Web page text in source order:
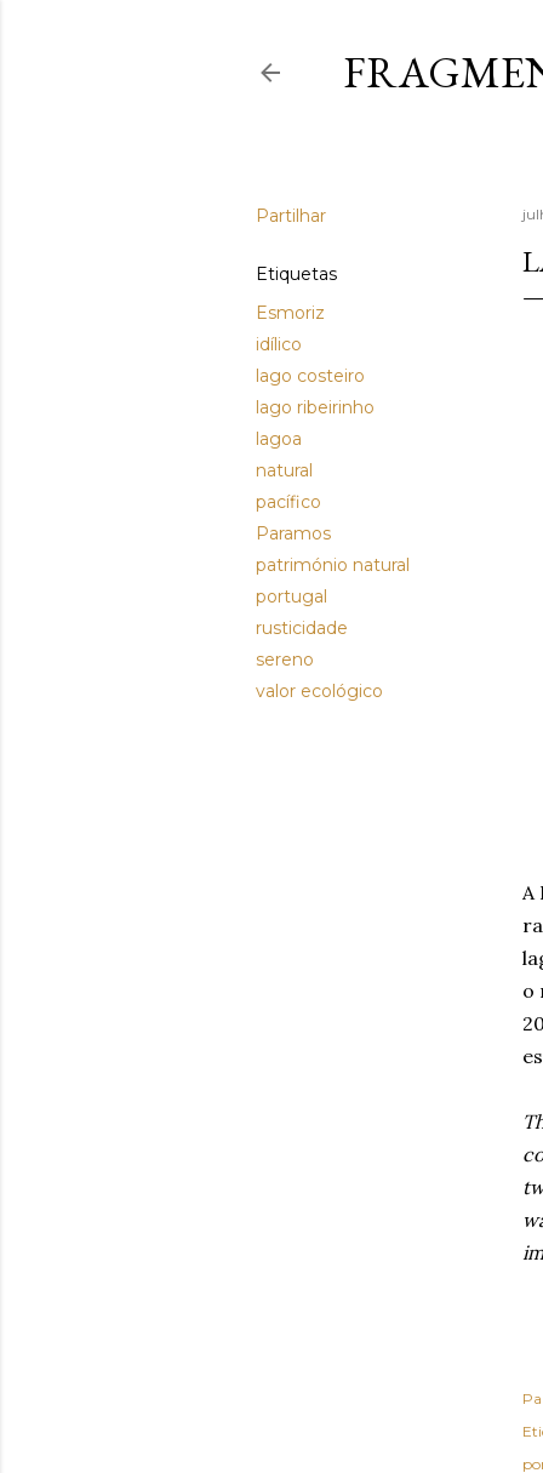
Partilhar
Etiquetas
Esmoriz
idílico
lago costeiro
lago ribeirinho
lagoa
natural
pacífico
Paramos
património natural
portugal
rusticidade
sereno
valor ecológico
A
o